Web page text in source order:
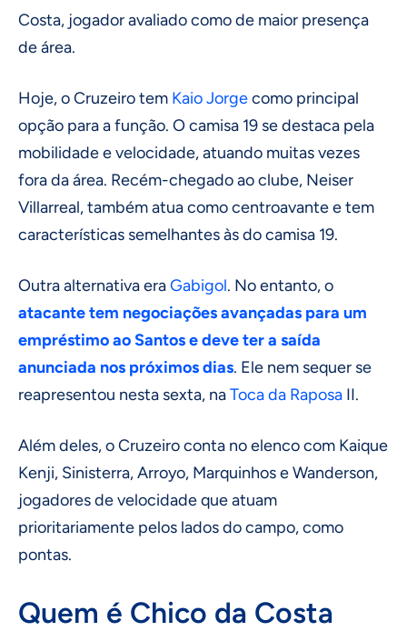
Costa, jogador avaliado como de maior presença
de área.
Hoje, o Cruzeiro tem Kaio Jorgecomo principal
opção para a função. O camisa 19 se destaca pela
mobilidade e velocidade, atuando muitas vezes
fora da área. Recém-chegado ao clube, Neiser
Villarreal, também atua como centroavante e tem
características semelhantes às do camisa 19.
Outra alternativa eraGabigol. No entanto, o
atacante tem negociações avançadas para um
empréstimo ao Santos e deve ter a saída
anunciada nos próximos dias. Ele nem sequer se
reapresentou nesta sexta, naToca da Raposa II.
Além deles, o Cruzeiro conta no elenco com Kaique
Kenji, Sinisterra, Arroyo, Marquinhos e Wanderson,
jogadores de velocidade que atuam
prioritariamente pelos lados do campo, como
pontas.
Quem é Chico da Costa